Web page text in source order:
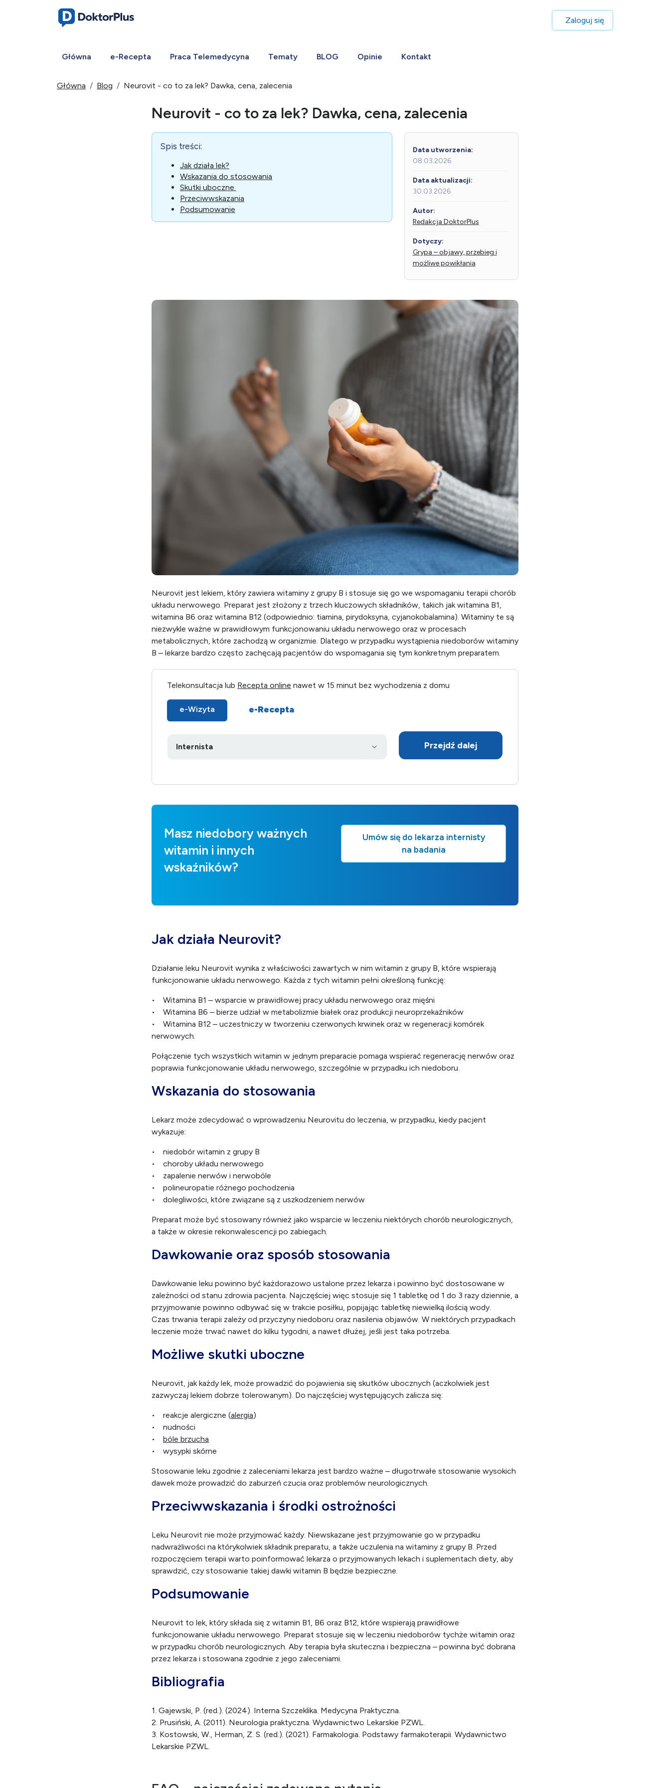
Zaloguj się
Główna e-Recepta Praca Telemedycyna Tematy BLOG Opinie Kontakt
Główna Blog Neurovit - co to za lek? Dawka, cena, zalecenia
Neurovit - co to za lek? Dawka, cena, zalecenia
Spis treści:
Jak działa lek?
Wskazania do stosowania
Skutki uboczne
Przeciwwskazania
Podsumowanie
Data utworzenia:
08.03.2026
Data aktualizacji:
30.03.2026
Autor:
Redakcja DoktorPlus
Dotyczy:
Grypa – objawy, przebieg i
możliwe powikłania
Neurovit jest lekiem, który zawiera witaminy z grupy B i stosuje się go we wspomaganiu terapii chorób
układu nerwowego. Preparat jest złożony z trzech kluczowych składników, takich jak witamina B1,
witamina B6 oraz witamina B12 (odpowiednio: tiamina, pirydoksyna, cyjanokobalamina). Witaminy te są
niezwykle ważne w prawidłowym funkcjonowaniu układu nerwowego oraz w procesach
metabolicznych, które zachodzą w organizmie. Dlatego w przypadku wystąpienia niedoborów witaminy
B – lekarze bardzo często zachęcają pacjentów do wspomagania się tym konkretnym preparatem.
Telekonsultacja lub Recepta online nawet w 15 minut bez wychodzenia z domu
e-Wizyta e-Recepta
Przejdź dalej
Masz niedobory ważnych
witamin i innych
wskaźników?
Umów się do lekarza internisty
na badania
Jak działa Neurovit?
Działanie leku Neurovit wynika z właściwości zawartych w nim witamin z grupy B, które wspierają
funkcjonowanie układu nerwowego. Każda z tych witamin pełni określoną funkcję:
• Witamina B1 – wsparcie w prawidłowej pracy układu nerwowego oraz mięśni
• Witamina B6 – bierze udział w metabolizmie białek oraz produkcji neuroprzekaźników
• Witamina B12 – uczestniczy w tworzeniu czerwonych krwinek oraz w regeneracji komórek
nerwowych.
Połączenie tych wszystkich witamin w jednym preparacie pomaga wspierać regenerację nerwów oraz
poprawia funkcjonowanie układu nerwowego, szczególnie w przypadku ich niedoboru.
Wskazania do stosowania
Lekarz może zdecydować o wprowadzeniu Neurovitu do leczenia, w przypadku, kiedy pacjent
wykazuje:
• niedobór witamin z grupy B
• choroby układu nerwowego
• zapalenie nerwów i nerwobóle
• polineuropatie różnego pochodzenia
• dolegliwości, które związane są z uszkodzeniem nerwów
Preparat może być stosowany również jako wsparcie w leczeniu niektórych chorób neurologicznych,
a także w okresie rekonwalescencji po zabiegach.
Dawkowanie oraz sposób stosowania
Dawkowanie leku powinno być każdorazowo ustalone przez lekarza i powinno być dostosowane w
zależności od stanu zdrowia pacjenta. Najczęściej więc stosuje się 1 tabletkę od 1 do 3 razy dziennie, a
przyjmowanie powinno odbywać się w trakcie posiłku, popijając tabletkę niewielką ilością wody.
Czas trwania terapii zależy od przyczyny niedoboru oraz nasilenia objawów. W niektórych przypadkach
leczenie może trwać nawet do kilku tygodni, a nawet dłużej, jeśli jest taka potrzeba.
Możliwe skutki uboczne
Neurovit, jak każdy lek, może prowadzić do pojawienia się skutków ubocznych (aczkolwiek jest
zazwyczaj lekiem dobrze tolerowanym). Do najczęściej występujących zalicza się:
• reakcje alergiczne (alergia)
• nudności
• bóle brzucha
• wysypki skórne
Stosowanie leku zgodnie z zaleceniami lekarza jest bardzo ważne – długotrwałe stosowanie wysokich
dawek może prowadzić do zaburzeń czucia oraz problemów neurologicznych.
Przeciwwskazania i środki ostrożności
Leku Neurovit nie może przyjmować każdy. Niewskazane jest przyjmowanie go w przypadku
nadwrażliwości na którykolwiek składnik preparatu, a także uczulenia na witaminy z grupy B. Przed
rozpoczęciem terapii warto poinformować lekarza o przyjmowanych lekach i suplementach diety, aby
sprawdzić, czy stosowanie takiej dawki witamin B będzie bezpieczne.
Podsumowanie
Neurovit to lek, który składa się z witamin B1, B6 oraz B12, które wspierają prawidłowe
funkcjonowanie układu nerwowego. Preparat stosuje się w leczeniu niedoborów tychże witamin oraz
w przypadku chorób neurologicznych. Aby terapia była skuteczna i bezpieczna – powinna być dobrana
przez lekarza i stosowana zgodnie z jego zaleceniami.
Bibliografia
1. Gajewski, P. (red.). (2024). Interna Szczeklika. Medycyna Praktyczna.
2. Prusiński, A. (2011). Neurologia praktyczna. Wydawnictwo Lekarskie PZWL.
3. Kostowski, W., Herman, Z. S. (red.). (2021). Farmakologia. Podstawy farmakoterapii. Wydawnictwo
Lekarskie PZWL.